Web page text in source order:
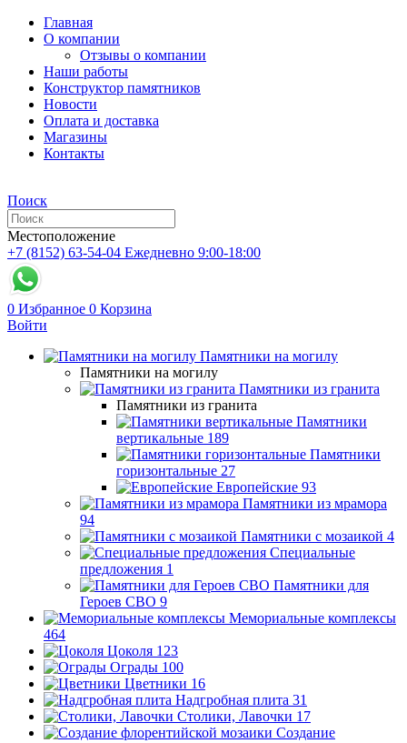
Главная
О компании
Отзывы о компании
Наши работы
Конструктор памятников
Новости
Оплата и доставка
Магазины
Контакты
Поиск
Местоположение
+7 (8152) 63-54-04 Ежедневно 9:00-18:00
0 Избранное 0 Корзина
Войти
Памятники на могилу
Памятники на могилу
Памятники из гранита
Памятники из гранита
Памятники
вертикальные 189
Памятники
горизонтальные 27
Европейские 93
Памятники из мрамора
94
Памятники с мозаикой 4
Специальные
предложения 1
Памятники для
Героев СВО 9
Мемориальные комплексы
464
Цоколя 123
Ограды 100
Цветники 16
Надгробная плита 31
Столики, Лавочки 17
Создание